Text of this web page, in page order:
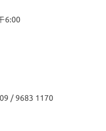
6:00
/ 9683 1170